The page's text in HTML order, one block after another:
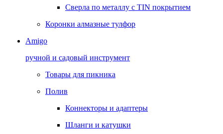
Сверла по металлу с TIN покрытием
Коронки алмазные тулфор
Amigo
ручной и садовый инструмент
Товары для пикника
Полив
Коннекторы и адаптеры
Шланги и катушки